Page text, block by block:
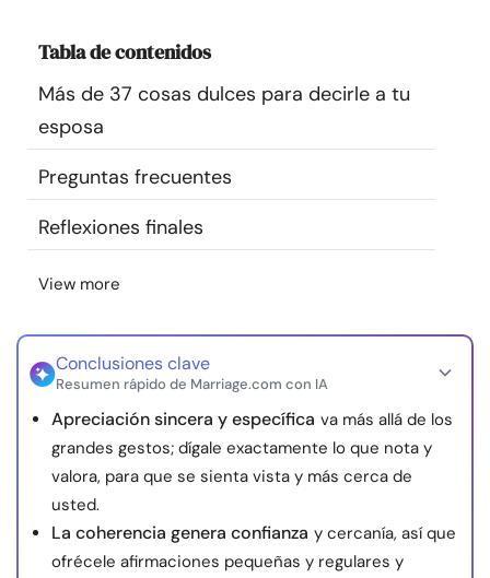
Recursos
Comunidad
Idioma
nosotros
© Copyright 2026. Todos los derechos reservados.
Tabla de contenidos
Más de 37 cosas dulces para decirle a tu
esposa
Preguntas frecuentes
Reflexiones finales
View more
Conclusiones clave
Resumen rápido de Marriage.com con IA
Apreciación sincera y específica va más allá de los
grandes gestos; dígale exactamente lo que nota y
valora, para que se sienta vista y más cerca de
usted.
La coherencia genera confianza y cercanía, así que
ofrécele afirmaciones pequeñas y regulares y